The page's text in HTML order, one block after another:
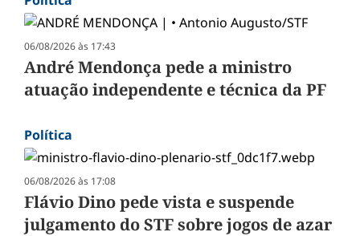
06/08/2026 às 17:43
André Mendonça pede a ministro
atuação independente e técnica da PF
Política
06/08/2026 às 17:08
Flávio Dino pede vista e suspende
julgamento do STF sobre jogos de azar